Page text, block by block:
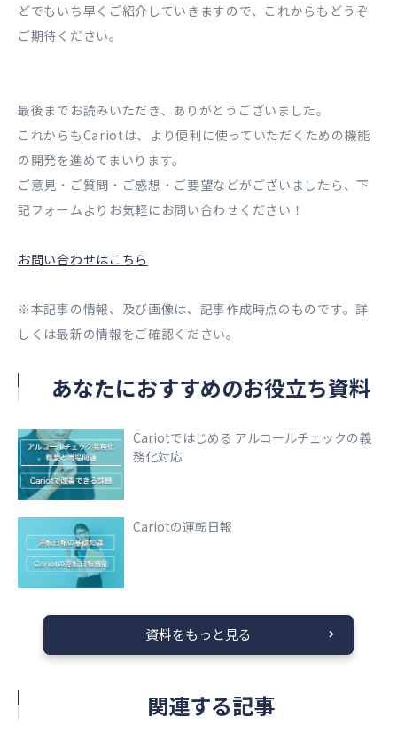
どでもいち早くご紹介していきますので、これからもどうぞ
ご期待ください。
最後までお読みいただき、ありがとうございました。
これからもCariotは、より便利に使っていただくための機能
の開発を進めてまいります。
ご意見・ご質問・ご感想・ご要望などがございましたら、下
記フォームよりお気軽にお問い合わせください！
お問い合わせはこちら
※本記事の情報、及び画像は、記事作成時点のものです。詳
しくは最新の情報をご確認ください。
あなたにおすすめのお役立ち資料
Cariotではじめる アルコールチェックの義
務化対応
Cariotの運転日報
資料をもっと見る
関連する記事